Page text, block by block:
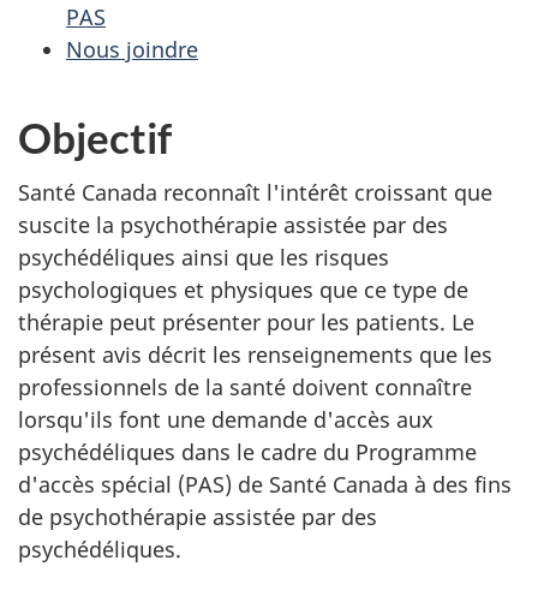
PAS
Nous joindre
Objectif
Santé Canada reconnaît l'intérêt croissant que
suscite la psychothérapie assistée par des
psychédéliques ainsi que les risques
psychologiques et physiques que ce type de
thérapie peut présenter pour les patients. Le
présent avis décrit les renseignements que les
professionnels de la santé doivent connaître
lorsqu'ils font une demande d'accès aux
psychédéliques dans le cadre du Programme
d'accès spécial (PAS) de Santé Canada à des fins
de psychothérapie assistée par des
psychédéliques.